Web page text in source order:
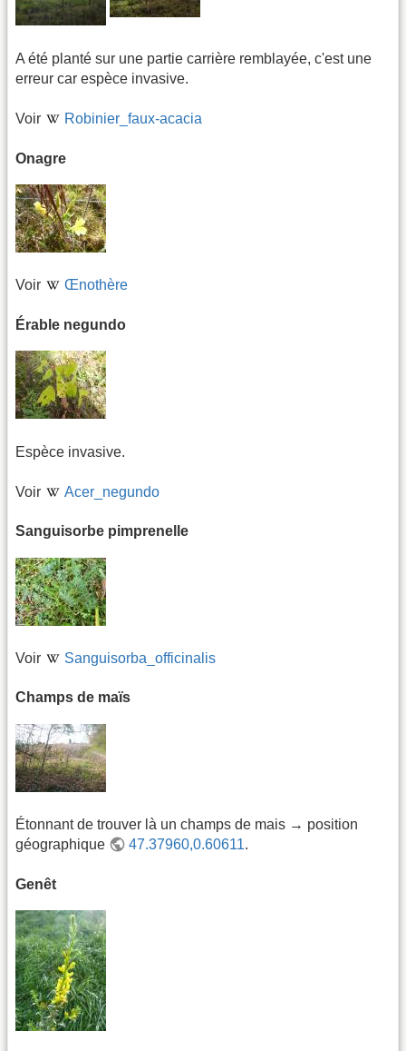
A été planté sur une partie carrière remblayée, c'est une
erreur car espèce invasive.
Voir Robinier_faux-acacia
Onagre
Voir Œnothère
Érable negundo
Espèce invasive.
Voir Acer_negundo
Sanguisorbe pimprenelle
Voir Sanguisorba_officinalis
Champs de maïs
Étonnant de trouver là un champs de mais → position
géographique
47.37960,0.60611.
Genêt